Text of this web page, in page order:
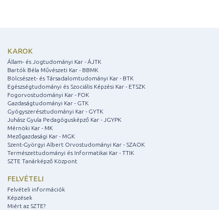
KAROK
Állam- és Jogtudományi Kar - ÁJTK
Bartók Béla Művészeti Kar - BBMK
Bölcsészet- és Társadalomtudományi Kar - BTK
Egészségtudományi és Szociális Képzési Kar - ETSZK
Fogorvostudományi Kar - FOK
Gazdaságtudományi Kar - GTK
Gyógyszerésztudományi Kar - GYTK
Juhász Gyula Pedagógusképző Kar - JGYPK
Mérnöki Kar - MK
Mezőgazdasági Kar - MGK
Szent-Györgyi Albert Orvostudományi Kar - SZAOK
Természettudományi és Informatikai Kar - TTIK
SZTE Tanárképző Központ
FELVÉTELI
Felvételi információk
Képzések
Miért az SZTE?